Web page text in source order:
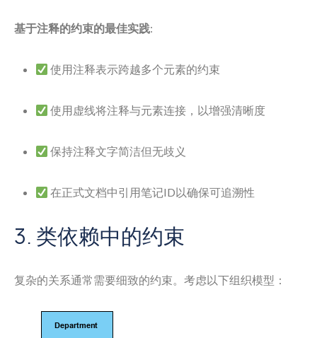
基于注释的约束的最佳实践:
使用注释表示跨越多个元素的约束
使用虚线将注释与元素连接，以增强清晰度
保持注释文字简洁但无歧义
在正式文档中引用笔记ID以确保可追溯性
3. 类依赖中的约束
复杂的关系通常需要细致的约束。考虑以下组织模型：